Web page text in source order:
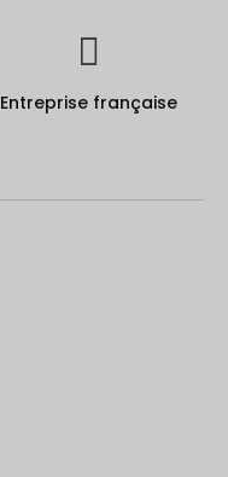
Entreprise française